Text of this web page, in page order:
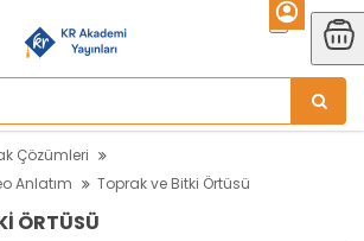
Çözümleri
Anlatım
Toprak ve Bitki Örtüsü
ÖRTÜSÜ